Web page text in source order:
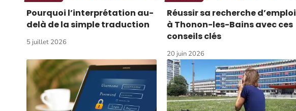
Pourquoi l’interprétation au-
delà de la simple traduction
5 juillet 2026
Réussir sa recherche d’emploi
à Thonon-les-Bains avec ces
conseils clés
20 juin 2026